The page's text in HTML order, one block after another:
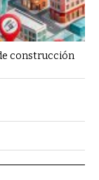
construcción